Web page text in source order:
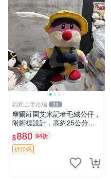
福和二手市場 33
摩爾莊園艾米記者毛絨公仔，
附腳標設計，高約25公分，
全新未拆封，限量珍藏。艾米
記者 毛絨公仔 超萌玩偶
$880 94折
折扣碼